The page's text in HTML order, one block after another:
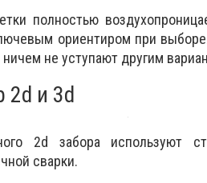
полностью
ориентиром при
не уступают другим
2d и 3d
2d забора используют
сварки.